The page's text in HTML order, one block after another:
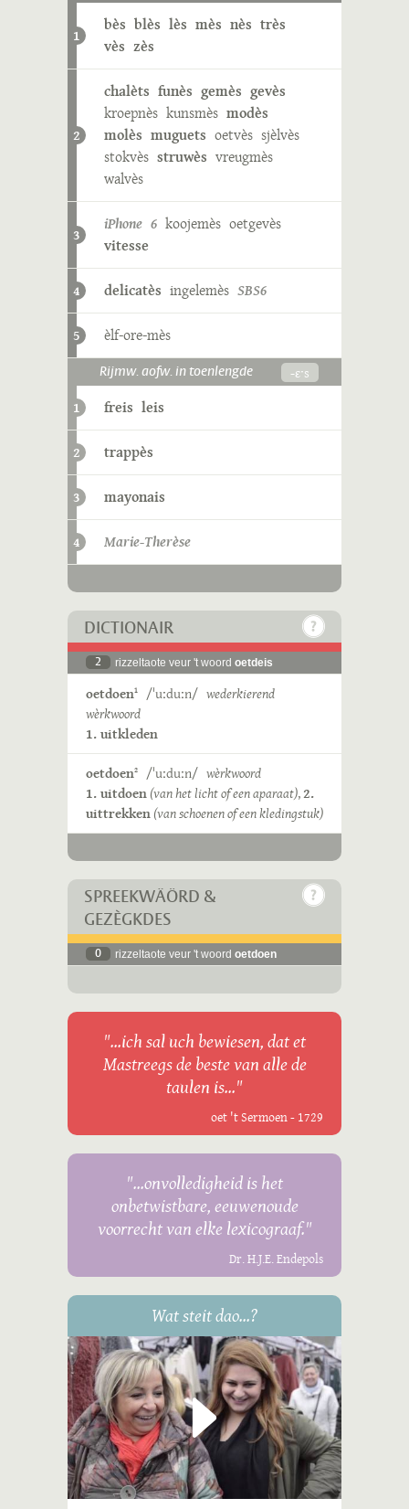
1
bès blès lès mès nès très
vès zès
2
chalèts funès gemès gevès
kroepnès kunsmès modès
molès muguets oetvès sjèlvès
stokvès struwès vreugmès
walvès
3
iPhone 6 koojemès oetgevès
vitesse
4 delicatès ingelemès SBS6
5 èlf-ore-mès
Rijmw. aofw. in toenlengde -ɛˑs
1 freis leis
2 trappès
3 mayonais
4 Marie-Therèse
DICTIONAIR
2 rizzeltaote veur 't woord oetdeis
oetdoen1 /ˈuːduːn/ wederkierend
wèrkwoord
1. uitkleden
oetdoen2 /ˈuːduːn/ wèrkwoord
1. uitdoen(van het licht of een aparaat),2.
uittrekken(van schoenen of een kledingstuk)
SPREEKWÄÖRD &
GEZÈGKDES
0 rizzeltaote veur 't woord oetdoen
"...ich sal uch bewiesen, dat et
Mastreegs de beste van alle de
taulen is..."
oet 't Sermoen - 1729
"...onvolledigheid is het
onbetwistbare, eeuwenoude
voorrecht van elke lexicograaf."
Dr. H.J.E. Endepols
Wat steit dao...?